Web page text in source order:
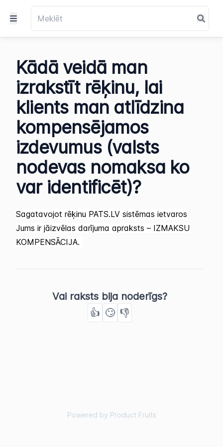
Kādā veidā man
izrakstīt rēķinu, lai
klients man atlīdzina
kompensējamos
izdevumus (valsts
nodevas nomaksa ko
var identificēt)?
Sagatavojot rēķinu PATS.LV sistēmas ietvaros
Jums ir jāizvēlas darījuma apraksts – IZMAKSU
KOMPENSĀCIJA.
Vai raksts bija noderīgs?
👍 🙄 👎
Powered by Product Fruits